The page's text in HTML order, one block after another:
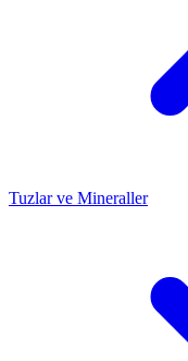
Tuzlar ve Mineraller